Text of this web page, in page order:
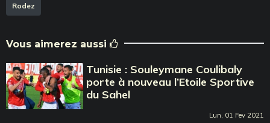
Rodez
Vous aimerez aussi
Tunisie : Souleymane Coulibaly
porte à nouveau l’Etoile Sportive
du Sahel
Lun, 01 Fev 2021